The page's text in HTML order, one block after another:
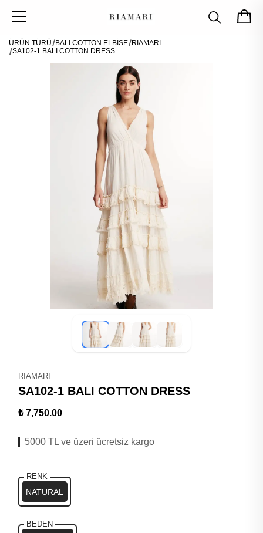
ÜRÜN TÜRÜ BALI COTTON ELBİSE RIAMARI
SA102-1 BALI COTTON DRESS
RIAMARI
SA102-1 BALI COTTON DRESS
₺ 7,750.00
5000 TL ve üzeri ücretsiz kargo
RENK
NATURAL
BEDEN